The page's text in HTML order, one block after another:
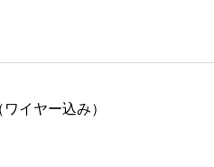
イヤー込み）